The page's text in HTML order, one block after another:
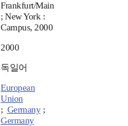
Frankfurt/Main
; New York :
Campus, 2000
2000
독일어
European
Union
; Germany;
Germany